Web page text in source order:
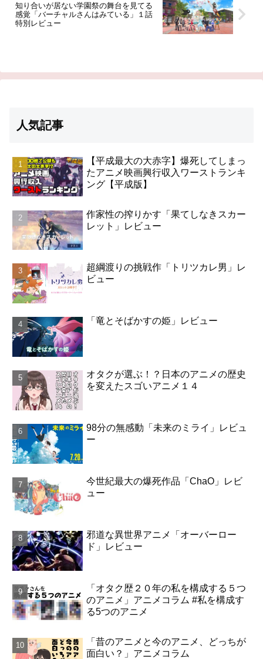
知り合いが居ない学園祭の舞台を見てる
感覚「バーチャルさんはみている」１話
特別レビュー
人気記事
【平成最大の大赤字】爆死してしまっ
たアニメ映画興行収入ワーストランキ
ング【平成版】
作家性の搾りかす「果てしなきスカー
レット」レビュー
超綱渡りの挑戦作「トリツカレ男」レ
ビュー
「竜とそばかすの姫」レビュー
オタクが選ぶ！？日本のアニメの歴史
を変えたスゴいアニメ１４
98分の無感動「未来のミライ」レビュ
ー
今世紀最大の爆死作品「ChaO」レビ
ュー
邪道な異世界アニメ「オーバーロー
ド」レビュー
「オタク歴２０年の私を構成する５つ
のアニメ」アニメコラム #私を構成す
る5つのアニメ
「昔のアニメと今のアニメ、どっちが
面白い？」アニメコラム